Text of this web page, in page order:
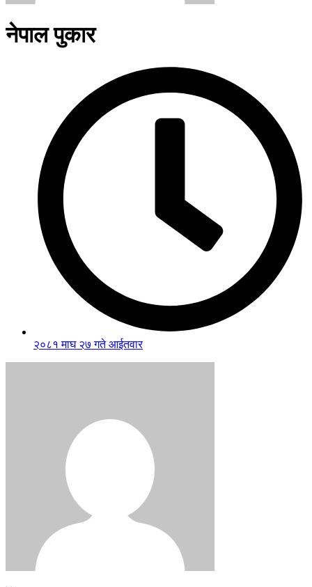
नेपाल पुकार
२०८१ माघ २७ गते आईतवार